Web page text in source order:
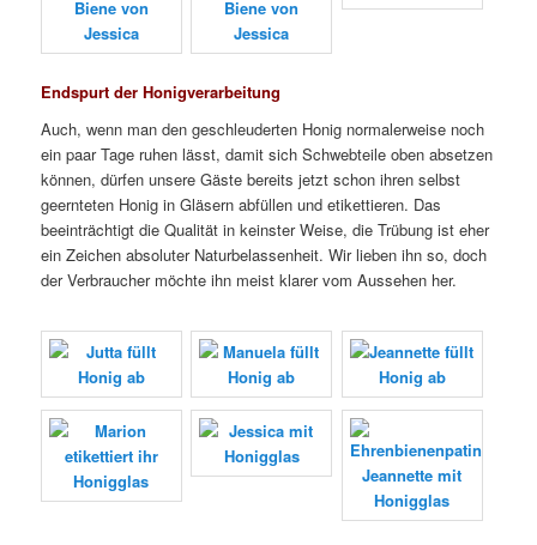
Endspurt der Honigverarbeitung
Auch, wenn man den geschleuderten Honig normalerweise noch
ein paar Tage ruhen lässt, damit sich Schwebteile oben absetzen
können, dürfen unsere Gäste bereits jetzt schon ihren selbst
geernteten Honig in Gläsern abfüllen und etikettieren. Das
beeinträchtigt die Qualität in keinster Weise, die Trübung ist eher
ein Zeichen absoluter Naturbelassenheit. Wir lieben ihn so, doch
der Verbraucher möchte ihn meist klarer vom Aussehen her.